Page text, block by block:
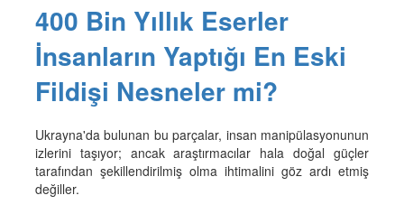
400 Bin Yıllık Eserler
İnsanların Yaptığı En Eski
Fildişi Nesneler mi?
Ukrayna'da bulunan bu parçalar, insan manipülasyonunun
izlerini taşıyor; ancak araştırmacılar hala doğal güçler
tarafından şekillendirilmiş olma ihtimalini göz ardı etmiş
değiller.